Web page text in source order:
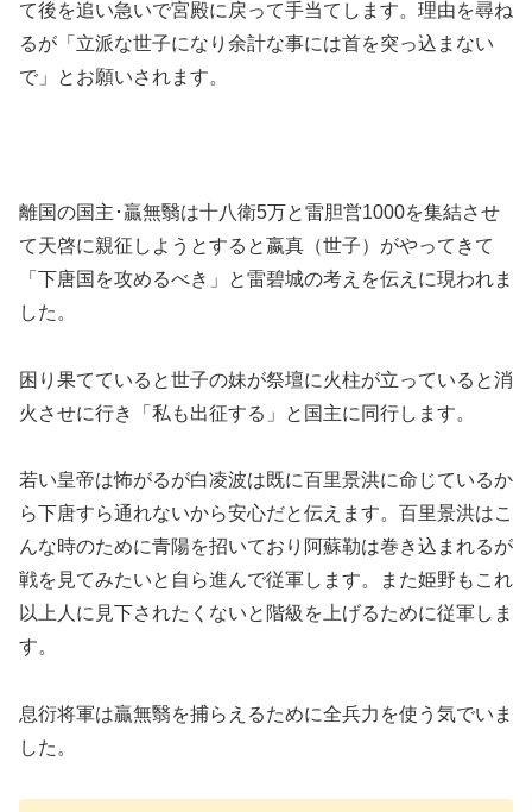
て後を追い急いで宮殿に戻って手当てします。理由を尋ね
るが「立派な世子になり余計な事には首を突っ込まない
で」とお願いされます。
離国の国主･贏無翳は十八衛5万と雷胆営1000を集結させ
て天啓に親征しようとすると嬴真（世子）がやってきて
「下唐国を攻めるべき」と雷碧城の考えを伝えに現われま
した。
困り果てていると世子の妹が祭壇に火柱が立っていると消
火させに行き「私も出征する」と国主に同行します。
若い皇帝は怖がるが白凌波は既に百里景洪に命じているか
ら下唐すら通れないから安心だと伝えます。百里景洪はこ
んな時のために青陽を招いており阿蘇勒は巻き込まれるが
戦を見てみたいと自ら進んで従軍します。また姫野もこれ
以上人に見下されたくないと階級を上げるために従軍しま
す。
息衍将軍は贏無翳を捕らえるために全兵力を使う気でいま
した。